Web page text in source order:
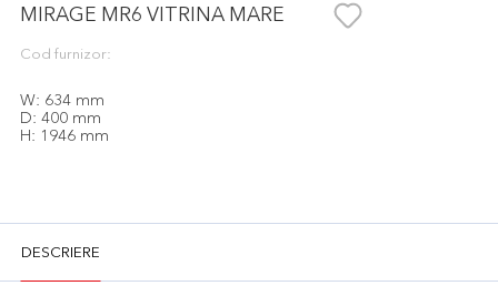
MIRAGE MR6 VITRINA MARE
Cod furnizor:
W: 634 mm
D: 400 mm
H: 1946 mm
DESCRIERE